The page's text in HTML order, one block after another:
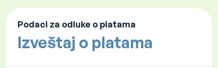
Podaci za odluke o platama
Izveštaj o platama